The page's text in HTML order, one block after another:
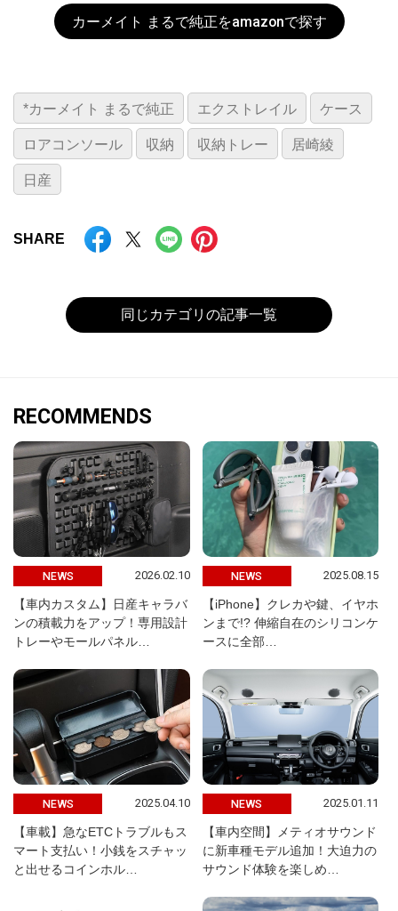
カーメイト まるで純正をamazonで探す
*カーメイト まるで純正 エクストレイル ケース
ロアコンソール 収納 収納トレー 居崎綾
日産
SHARE
同じカテゴリの記事一覧
RECOMMENDS
NEWS 2026.02.10
【車内カスタム】日産キャラバ
ンの積載力をアップ！専用設計
トレーやモールパネル…
NEWS 2025.08.15
【iPhone】クレカや鍵、イヤホ
ンまで!? 伸縮自在のシリコンケ
ースに全部…
NEWS 2025.04.10
【車載】急なETCトラブルもス
マート支払い！小銭をスチャッ
と出せるコインホル…
NEWS 2025.01.11
【車内空間】メティオサウンド
に新車種モデル追加！大迫力の
サウンド体験を楽しめ…